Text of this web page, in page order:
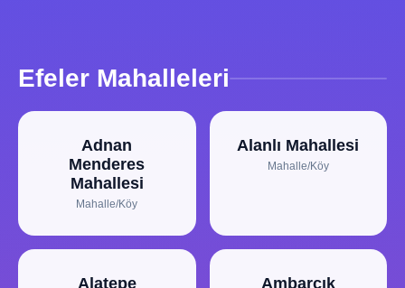
Efeler Mahalleleri
Adnan
Menderes
Mahallesi
Mahalle/Köy
Alanlı Mahallesi
Mahalle/Köy
Alatepe Ambarcık